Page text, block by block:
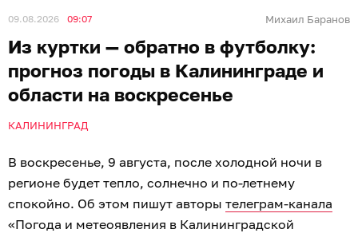
09.08.2026 09:07 Михаил Баранов
Из куртки — обратно в футболку:
прогноз погоды в Калининграде и
области на воскресенье
КАЛИНИНГРАД
В воскресенье, 9 августа, после холодной ночи в
регионе будет тепло, солнечно и по-летнему
спокойно. Об этом пишут авторы телеграм-канала
«Погода и метеоявления в Калининградской